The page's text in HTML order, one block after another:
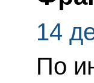
14
По